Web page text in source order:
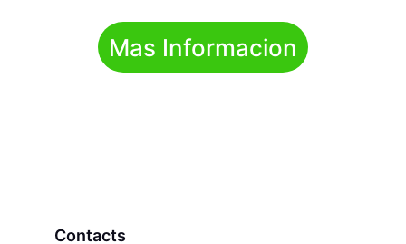
Mas Informacion
Contacts